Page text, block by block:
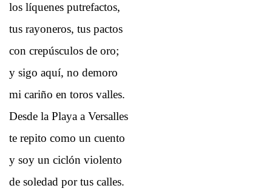
los líquenes putrefactos,
tus rayoneros, tus pactos
con crepúsculos de oro;
y sigo aquí, no demoro
mi cariño en toros valles.
Desde la Playa a Versalles
te repito como un cuento
y soy un ciclón violento
de soledad por tus calles.